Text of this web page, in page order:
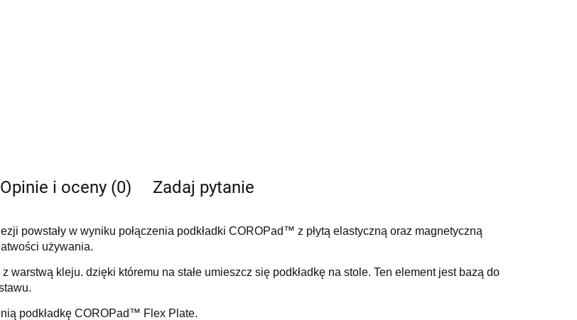
Opinie i oceny (0) Zadaj pytanie
powstały w wyniku połączenia podkładki COROPad™ z płytą elastyczną oraz magnetyczną
używania.
kleju. dzięki któremu na stałe umieszcz się podkładkę na stole. Ten element jest bazą do
podkładkę COROPad™ Flex Plate.